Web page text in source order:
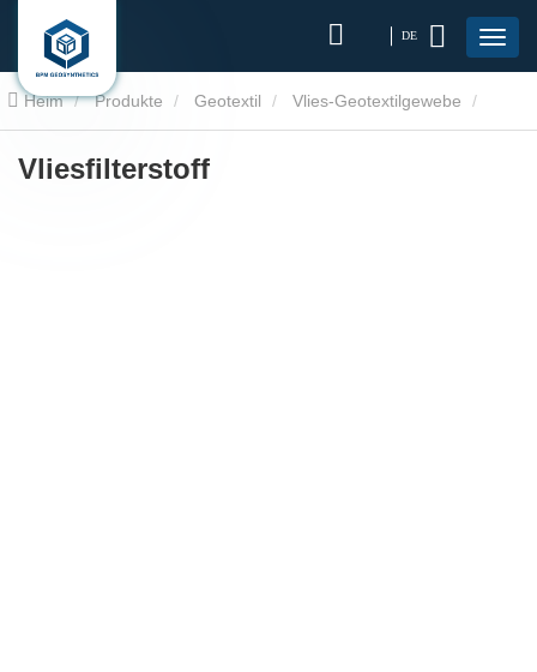
DE
Heim Produkte Geotextil Vlies-Geotextilgewebe
Nicht -Wing
Vliesfilterstoff